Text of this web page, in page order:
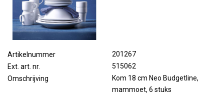
Artikelnummer
201267
Ext. art. nr.
515062
Omschrijving
Kom 18 cm Neo Budgetline,
mammoet, 6 stuks